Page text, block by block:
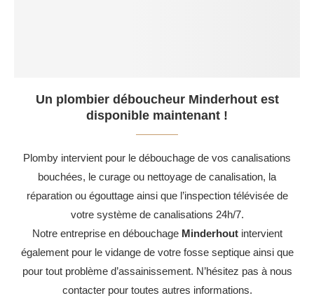
Un plombier déboucheur Minderhout est
disponible maintenant !
Plomby intervient pour le débouchage de vos canalisations
bouchées, le curage ou nettoyage de canalisation, la
réparation ou égouttage ainsi que l’inspection télévisée de
votre système de canalisations 24h/7.
Notre entreprise en débouchage Minderhoutintervient
également pour le vidange de votre fosse septique ainsi que
pour tout problème d’assainissement. N’hésitez pas à nous
contacter pour toutes autres informations.